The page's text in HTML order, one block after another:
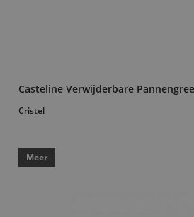
Casteline Verwijderbare
Cristel
Meer